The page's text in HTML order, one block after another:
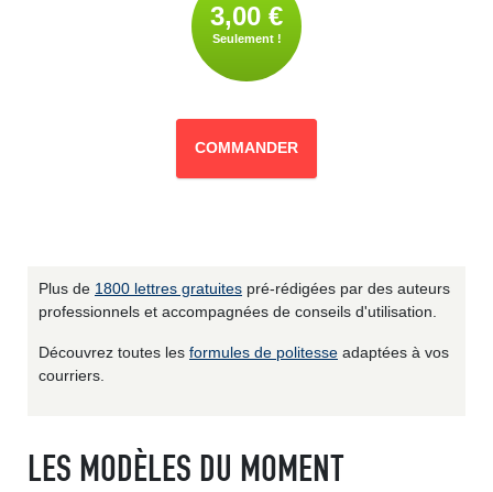
3,00 €
Seulement !
COMMANDER
Plus de 1800 lettres gratuites pré-rédigées par des auteurs
professionnels et accompagnées de conseils d'utilisation.
Découvrez toutes les formules de politesse adaptées à vos
courriers.
LES MODÈLES DU MOMENT